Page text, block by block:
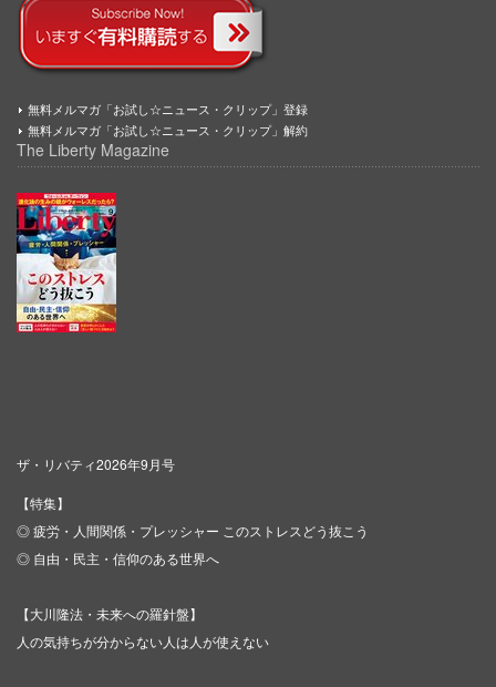
無料メルマガ「お試し☆ニュース・クリップ」登録
無料メルマガ「お試し☆ニュース・クリップ」解約
The Liberty Magazine
ザ・リバティ2026年9月号
【特集】
◎ 疲労・人間関係・プレッシャー このストレスどう抜こう
◎ 自由・民主・信仰のある世界へ
【大川隆法・未来への羅針盤】
人の気持ちが分からない人は人が使えない